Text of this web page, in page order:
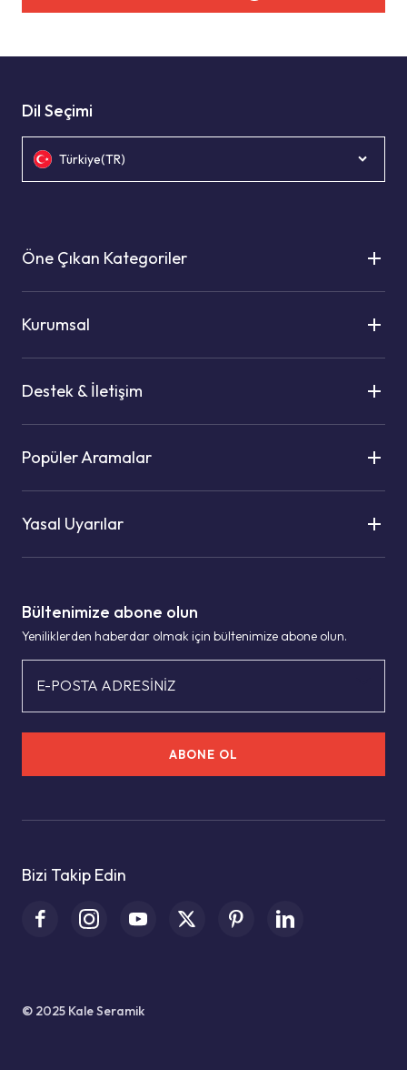
Bültenimize abone olun
Yeniliklerden haberdar olmak için bültenimize abone olun.
E-POSTA ADRESİNİZ
ABONE OL
Bizi Takip Edin
Dil Seçimi
Türkiye(TR)
Öne Çıkan Kategoriler
Kurumsal
Destek & İletişim
Popüler Aramalar
Yasal Uyarılar
© 2025 Kale Seramik